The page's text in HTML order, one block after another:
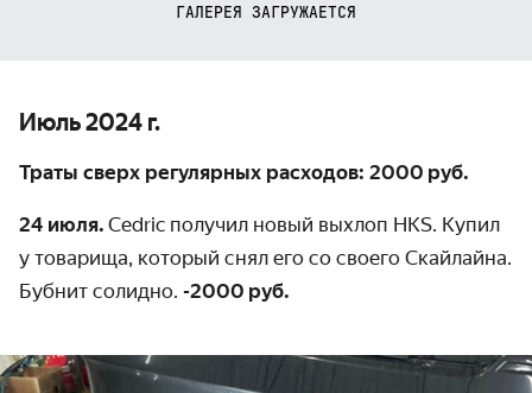
ГАЛЕРЕЯ ЗАГРУЖАЕТСЯ
Июль 2024 г.
Траты сверх регулярных расходов: 2000 руб.
24 июля. Cedric получил новый выхлоп HKS. Купил
у товарища, который снял его со своего Скайлайна.
Бубнит солидно. -2000 руб.